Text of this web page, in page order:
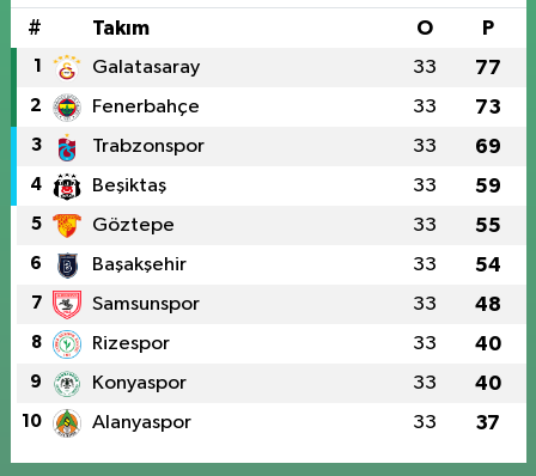
# Takım O P
1 Galatasaray 33 77
2 Fenerbahçe 33 73
3 Trabzonspor 33 69
4 Beşiktaş 33 59
5 Göztepe 33 55
6 Başakşehir 33 54
7 Samsunspor 33 48
8 Rizespor 33 40
9 Konyaspor 33 40
10 Alanyaspor 33 37